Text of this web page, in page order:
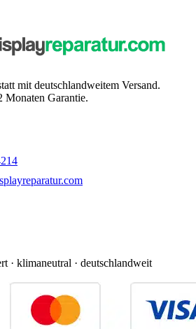
mit deutschlandweitem Versand.
Monaten Garantie.
· klimaneutral · deutschlandweit